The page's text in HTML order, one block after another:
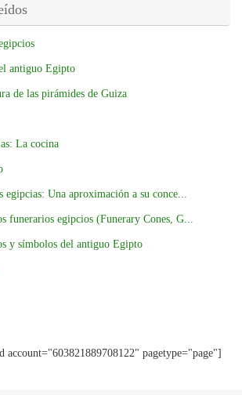
antiguo Egipto
de las pirámides de Guiza
La cocina
egipcias: Una aproximación a su conce...
funerarios egipcios (Funerary Cones, G...
y símbolos del antiguo Egipto
account="603821889708122" pagetype="page"]